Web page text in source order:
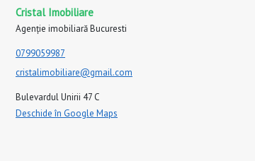
Cristal Imobiliare
Agenție imobiliară Bucuresti
0799059987
cristalimobiliare@gmail.com
Bulevardul Unirii 47 C
Deschide în Google Maps